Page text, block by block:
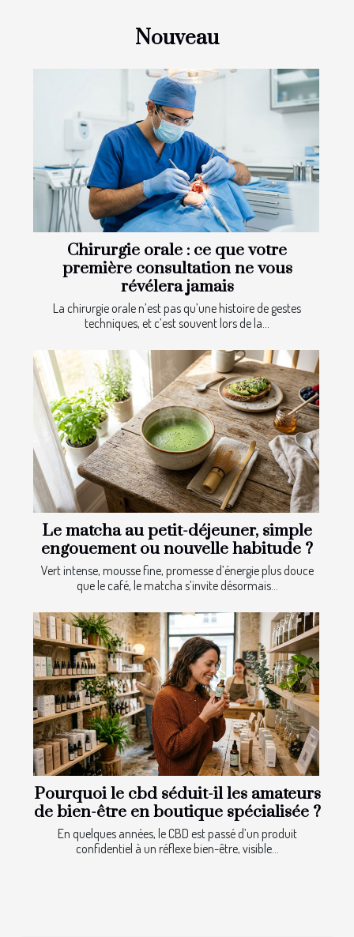
Nouveau
Chirurgie orale : ce que votre
première consultation ne vous
révélera jamais
La chirurgie orale n’est pas qu’une histoire de gestes
techniques, et c’est souvent lors de la...
Le matcha au petit-déjeuner, simple
engouement ou nouvelle habitude ?
Vert intense, mousse fine, promesse d’énergie plus douce
que le café, le matcha s’invite désormais...
Pourquoi le cbd séduit-il les amateurs
de bien-être en boutique spécialisée ?
En quelques années, le CBD est passé d’un produit
confidentiel à un réflexe bien-être, visible...